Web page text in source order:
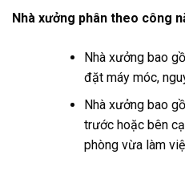
Nhà xưởng phân theo công
Nhà xưởng bao
đặt máy móc,
Nhà xưởng bao
trước hoặc bên
phòng vừa làm